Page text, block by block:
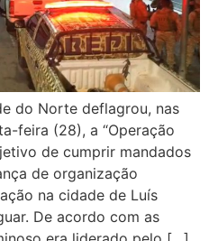
do Norte deflagrou, nas
feira (28), a “Operação
de cumprir mandados
de organização
na cidade de Luís
De acordo com as